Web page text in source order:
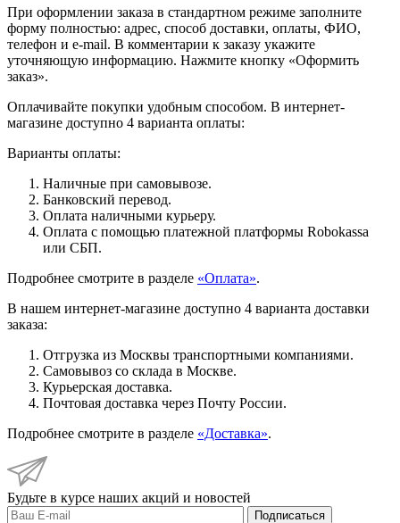
При оформлении заказа в стандартном режиме заполните
форму полностью: адрес, способ доставки, оплаты, ФИО,
телефон и e-mail. В комментарии к заказу укажите
уточняющую информацию. Нажмите кнопку «Оформить
заказ».
Оплачивайте покупки удобным способом. В интернет-
магазине доступно 4 варианта оплаты:
Варианты оплаты:
Наличные при самовывозе.
Банковский перевод.
Оплата наличными курьеру.
Оплата с помощью платежной платформы Robokassa
или СБП.
Подробнее смотрите в разделе «Оплата».
В нашем интернет-магазине доступно 4 варианта доставки
заказа:
Отгрузка из Москвы транспортными компаниями.
Самовывоз со склада в Москве.
Курьерская доставка.
Почтовая доставка через Почту России.
Подробнее смотрите в разделе «Доставка».
Будьте в курсе наших акций и новостей
Подписаться